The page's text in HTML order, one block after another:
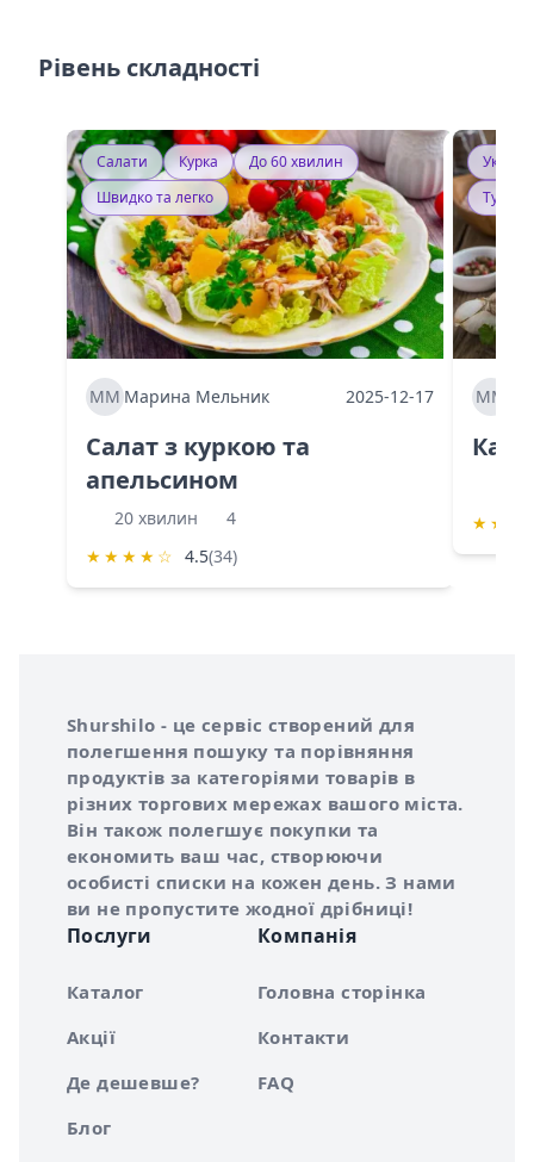
Рівень складності
Салати Курка
До 60 хвилин
Швидко та легко
ММ Марина Мельник 2025-12-17
Салат з куркою та
апельсином
20 хвилин
4
★ ★ ★ ★ ☆ 4.5(34)
ММ
★ ★
Про сервіс Shurshilo
Shurshilo - це сервіс створений для
полегшення пошуку та порівняння
продуктів за категоріями товарів в
різних торгових мережах вашого міста.
Він також полегшує покупки та
економить ваш час, створюючи
особисті списки на кожен день. З нами
ви не пропустите жодної дрібниці!
Послуги
Каталог
Акції
Де дешевше?
Блог
Компанія
Головна сторінка
Контакти
FAQ